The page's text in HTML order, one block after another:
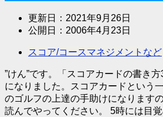
更新日： 2021年9月26日
公開日： 2006年4月23日
スコア/コースマネジメントなど
”けん”です。「スコアカードの書き
になりました。スコアカードという
のゴルフの上達の手助けになります
読んでやってください。 5時には目